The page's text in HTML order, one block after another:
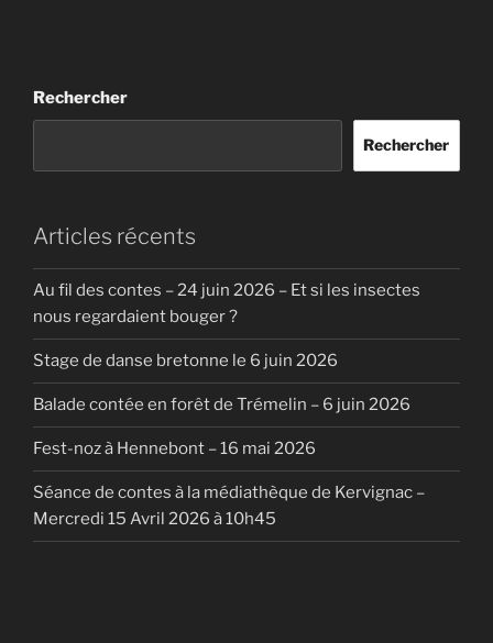
Rechercher
Rechercher
Articles récents
Au fil des contes – 24 juin 2026 – Et si les insectes
nous regardaient bouger ?
Stage de danse bretonne le 6 juin 2026
Balade contée en forêt de Trémelin – 6 juin 2026
Fest-noz à Hennebont – 16 mai 2026
Séance de contes à la médiathèque de Kervignac –
Mercredi 15 Avril 2026 à 10h45